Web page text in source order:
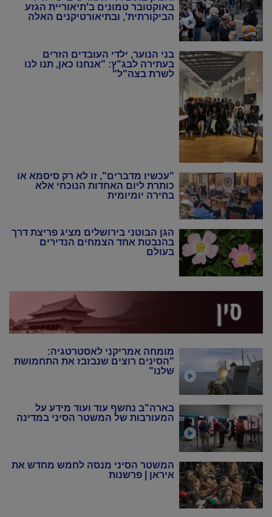
באוקטובר טמונים ב'תיאוריית הגזע
הביקורתית', ובתיאורטיקנים האלה
בני הנוער, ילדי העובדים הזרים
בעתירה לבג"ץ: "אנחנו כאן, תנו לנו
לשרת בצה"ל"
"עכשיו מדברים", זו לא רק סיסמא או
כותרת ליום האחדות הנוכחי אלא
בחירה יומיומית
הגן הבוטני בירושלים מציג פריצת דרך
בהנבטת אחד הצמחים הנדירים
בעולם
מומחה אמריקני לאסטרטגיה:
"הסינים רוצים שנבזבז את התחמושת
שלנו"
בארה"ב נחשף עוד ועוד מידע על
המעורבות של המשטר הסיני במדינה
המשטר הסיני מנסה לחמש מחדש את
איראן | פרשנות